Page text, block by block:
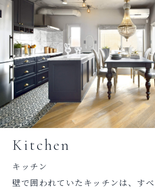
Kitchen
キッチン
壁で囲われていたキッチンは、す